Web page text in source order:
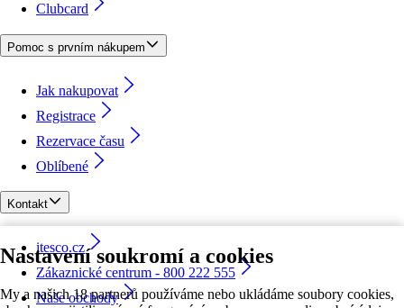
Nastavení soukromí a cookies
My a našich 18 partnerů používáme nebo ukládáme soubory cookies,
Clubcard
Pomoc s prvním nákupem
Jak nakupovat
Registrace
Rezervace času
Oblíbené
Kontakt
itesco.cz
Zákaznické centrum - 800 222 555
Naše obchody